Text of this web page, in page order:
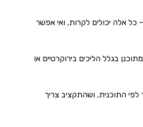
כל אלה יכולים לקרות, ואי אפשר
בגלל הליכים בירוקרטיים או
התוכנית, ושהתקציב צריך